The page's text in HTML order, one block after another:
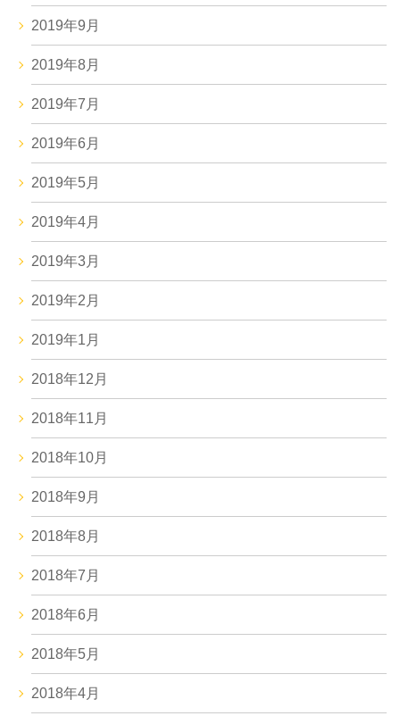
2019年9月
2019年8月
2019年7月
2019年6月
2019年5月
2019年4月
2019年3月
2019年2月
2019年1月
2018年12月
2018年11月
2018年10月
2018年9月
2018年8月
2018年7月
2018年6月
2018年5月
2018年4月